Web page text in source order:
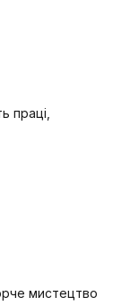
праці,
мистецтво